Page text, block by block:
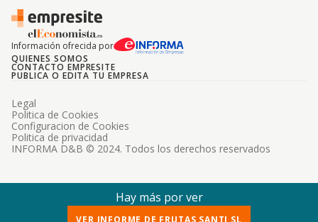
Información ofrecida por
QUIENES SOMOS
CONTACTO EMPRESITE
PUBLICA O EDITA TU EMPRESA
INFORMA D&B © 2024. Todos los derechos reservados
Legal
Politica de Cookies
Configuracion de Cookies
Politica de privacidad
Hay más por ver
VER INFORME DE FRUTAS SANTI SL